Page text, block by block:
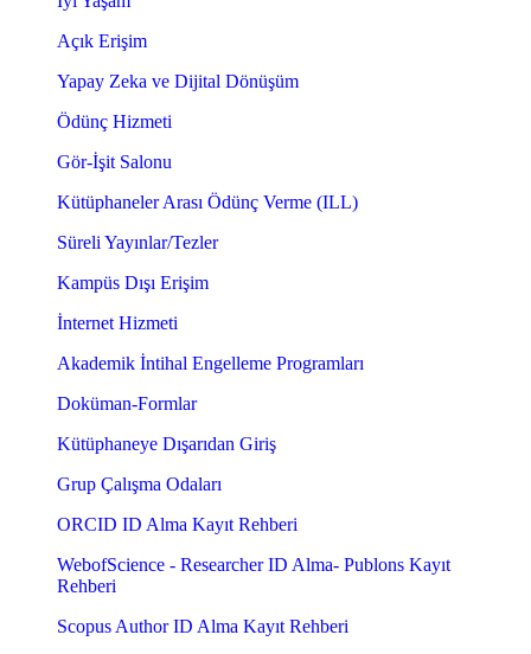
Açık Erişim
Yapay Zeka ve Dijital Dönüşüm
Ödünç Hizmeti
Gör-İşit Salonu
Kütüphaneler Arası Ödünç Verme (ILL)
Süreli Yayınlar/Tezler
Kampüs Dışı Erişim
İnternet Hizmeti
Akademik İntihal Engelleme Programları
Doküman-Formlar
Kütüphaneye Dışarıdan Giriş
Grup Çalışma Odaları
ORCID ID Alma Kayıt Rehberi
WebofScience - Researcher ID Alma- Publons Kayıt
Rehberi
Scopus Author ID Alma Kayıt Rehberi